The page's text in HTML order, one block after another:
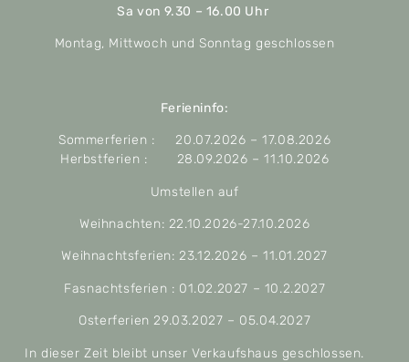
Sa von 9.30 – 16.00 Uhr
Montag, Mittwoch und Sonntag geschlossen
Ferieninfo:
Sommerferien : 20.07.2026 – 17.08.2026
Herbstferien : 28.09.2026 – 11.10.2026
Umstellen auf
Weihnachten: 22.10.2026-27.10.2026
Weihnachtsferien: 23.12.2026 – 11.01.2027
Fasnachtsferien : 01.02.2027 – 10.2.2027
Osterferien 29.03.2027 – 05.04.2027
In dieser Zeit bleibt unser Verkaufshaus geschlossen.